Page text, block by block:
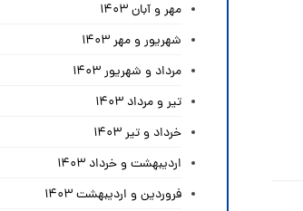
مهر و آبان ۱۴۰۳
شهریور و مهر ۱۴۰۳
مرداد و شهریور ۱۴۰۳
تیر و مرداد ۱۴۰۳
خرداد و تیر ۱۴۰۳
اردیبهشت و خرداد ۱۴۰۳
فروردین و اردیبهشت ۱۴۰۳